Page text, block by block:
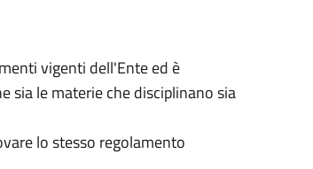
vigenti dell'Ente ed è
sia le materie che disciplinano sia
lo stesso regolamento